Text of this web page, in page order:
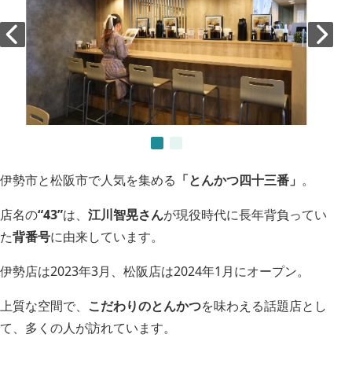
伊勢市と松阪市で人気を集める 「とんかつ四十三番」 。
店名の“43”は、 江川智晃さんが現役時代に長年背負ってい
た背番号に由来しています。
伊勢店は2023年3月、松阪店は2024年1月にオープン。
上質な空間で、 こだわりのとんかつを味わえる話題店とし
て、多くの人が訪れています。